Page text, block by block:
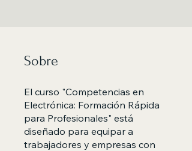
Sobre
El curso "Competencias en
Electrónica: Formación Rápida
para Profesionales" está
diseñado para equipar a
trabajadores y empresas con